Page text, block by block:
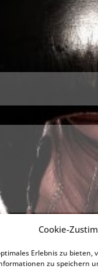
Cookie-
Erlebnis zu bieten,
zu speichern
verarbeitet werden.